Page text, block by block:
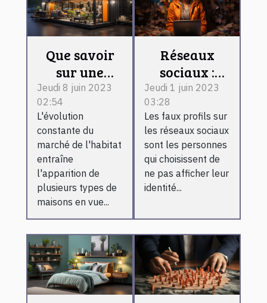
Que savoir
sur une
maison
container ?
Jeudi 8 juin 2023
02:54
L'évolution
constante du
marché de l'habitat
entraîne
l'apparition de
plusieurs types de
maisons en vue...
Réseaux
sociaux :
comment
reconnaître
un faux
profil ?
Jeudi 1 juin 2023
03:28
Les faux profils sur
les réseaux sociaux
sont les personnes
qui choisissent de
ne pas afficher leur
identité...